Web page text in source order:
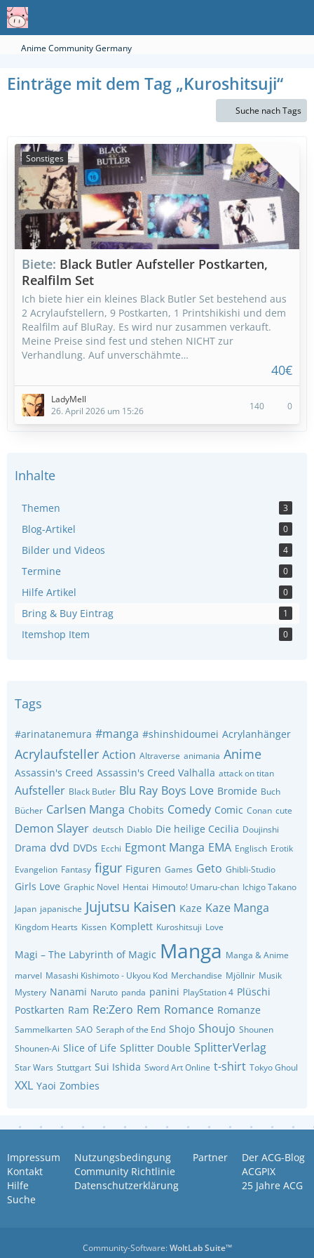
Anime Community Germany
Einträge mit dem Tag „Kuroshitsuji“
Suche nach Tags
Sonstiges
Biete Black Butler Aufsteller Postkarten,
Realfilm Set
Ich biete hier ein kleines Black Butler Set bestehend aus
2 Acrylaufstellern, 9 Postkarten, 1 Printshikishi und dem
Realfilm auf BluRay. Es wird nur zusammen verkauft.
Meine Preise sind fest und stehen NICHT zur
Verhandlung. Auf unverschähmte…
40€
LadyMell
26. April 2026 um 15:26
140 0
Inhalte
Themen 3
Blog-Artikel 0
Bilder und Videos 4
Termine 0
Hilfe Artikel 0
Bring & Buy Eintrag 1
Itemshop Item 0
Tags
#arinatanemura #manga #shinshidoumei Acrylanhänger
Acrylaufsteller Action Altraverse animania Anime
Assassin's Creed Assassin's Creed Valhalla attack on titan
Aufsteller Black Butler Blu Ray Boys Love Bromide Buch
Bücher Carlsen Manga Chobits Comedy Comic Conan cute
Demon Slayer deutsch Diablo Die heilige Cecilia Doujinshi
Drama dvd DVDs Ecchi Egmont Manga EMA Englisch Erotik
Evangelion Fantasy figur Figuren Games Geto Ghibli-Studio
Girls Love Graphic Novel Hentai Himouto! Umaru-chan Ichigo Takano
Japan japanische Jujutsu Kaisen Kaze Kaze Manga
Kingdom Hearts Kissen Komplett Kuroshitsuji Love
Magi – The Labyrinth of Magic Manga Manga & Anime
marvel Masashi Kishimoto - Ukyou Kod Merchandise Mjöllnir Musik
Mystery Nanami Naruto panda panini PlayStation 4 Plüschi
Postkarten Ram Re:Zero Rem Romance Romanze
Sammelkarten SAO Seraph of the End Shojo Shoujo Shounen
Shounen-Ai Slice of Life Splitter Double SplitterVerlag
Star Wars Stuttgart Sui Ishida Sword Art Online t-shirt Tokyo Ghoul
XXL Yaoi Zombies
Impressum
Kontakt
Hilfe
Suche
Nutzungsbedingung
Community Richtlinie
Datenschutzerklärung
Partner
Der ACG-Blog
ACGPIX
25 Jahre ACG
Community-Software:WoltLab Suite™